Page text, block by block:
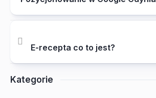
E-recepta co to jest?
Kategorie